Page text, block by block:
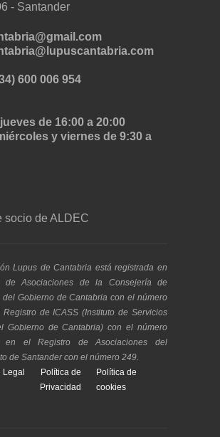
- Santander
600 006 954
de 16:00 a 20:00
y viernes de 9:30 a
Lupus de Cantabria está registrada en
de Asociaciones de la Consejería de
del Gobierno de Cantabria con el número
de ICASS (Instituto de Servicios
Gobierno de Cantabria) con el número
en el Registro de Asociaciones del
de Santander con el número 249.
Legal
Política de
Privacidad
Política de
cookies